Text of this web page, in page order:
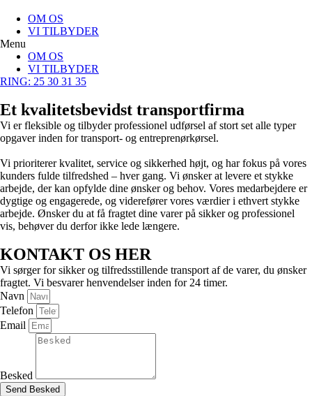
OM OS
VI TILBYDER
Menu
OM OS
VI TILBYDER
RING: 25 30 31 35
Et kvalitetsbevidst transportfirma
Vi er fleksible og tilbyder professionel udførsel af stort set alle typer
opgaver inden for transport- og entreprenørkørsel.
Vi prioriterer kvalitet, service og sikkerhed højt, og har fokus på vores
kunders fulde tilfredshed – hver gang. Vi ønsker at levere et stykke
arbejde, der kan opfylde dine ønsker og behov. Vores medarbejdere er
dygtige og engagerede, og viderefører vores værdier i ethvert stykke
arbejde. ​Ønsker du at få fragtet dine varer på sikker og professionel
vis, behøver du derfor ikke lede længere.
KONTAKT OS HER
Vi sørger for sikker og tilfredsstillende transport af de varer, du ønsker
fragtet. Vi besvarer henvendelser inden for 24 timer.
Navn
Telefon
Email
Besked
Send Besked